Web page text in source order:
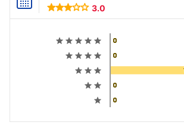
3.0